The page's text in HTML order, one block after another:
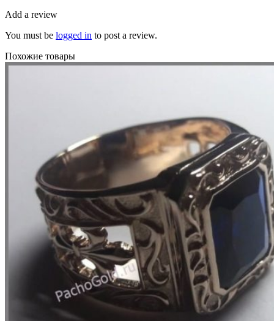
Add a review
You must be logged in to post a review.
Похожие товары